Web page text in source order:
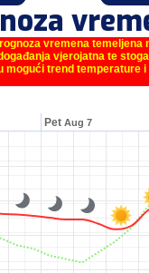
vremena temeljena
vjerojatna te
mogući trend temperature
Pet Aug 7